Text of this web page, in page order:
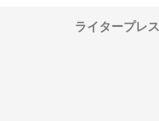
ライタープレス